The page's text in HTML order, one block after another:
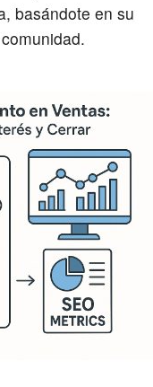
basándote en su